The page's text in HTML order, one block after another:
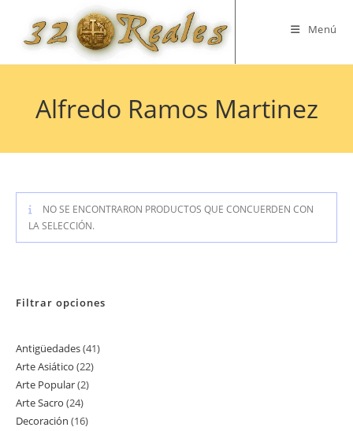
contenido
Menú
Alfredo Ramos Martinez
NO SE ENCONTRARON PRODUCTOS QUE CONCUERDEN CON
LA SELECCIÓN.
Filtrar opciones
Antigüedades 4141
Arte Asiático 2222
Arte Popular 22
Arte Sacro 2424
productos
Decoración 1616